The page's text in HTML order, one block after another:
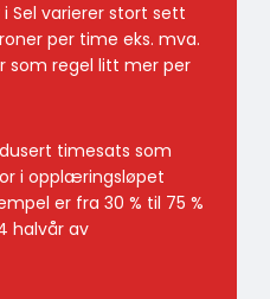
Sel varierer stort sett
per time eks. mva.
som regel litt mer per
timesats som
i opplæringsløpet
er fra 30 % til 75 %
halvår av